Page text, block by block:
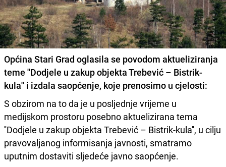
Općina Stari Grad oglasila se povodom aktueliziranja
teme ''Dodjele u zakup objekta Trebević – Bistrik-
kula'' i izdala saopćenje, koje prenosimo u cjelosti:
S obzirom na to da je u posljednje vrijeme u
medijskom prostoru posebno aktuelizirana tema
''Dodjele u zakup objekta Trebević – Bistrik-kula'', u cilju
pravovaljanog informisanja javnosti, smatramo
uputnim dostaviti sljedeće javno saopćenje.